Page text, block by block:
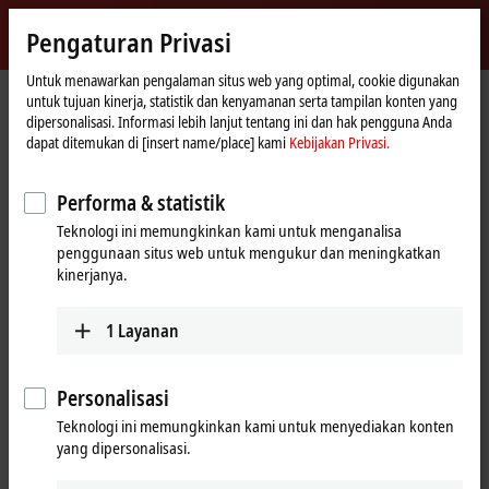
Beckhoff
-
New
Automation
Technology
BerandaPerusahaan Berita LogiMat 2019: Beckhoff Trade Show TV
Saat Anda mengklik "Terima", kami menampilkan video dan
menyesuaikan pengaturan privasi; konten eksternal dari Video
dimuat selama proses ini. Silakan lihat di sini untuk Kebijakan
Feb 26, 2019
LogiMat 2019: Beckhoff Trade Show
Pengaturan Privasi
Untuk menawarkan pengalaman situs web yang optimal, cookie digunakan
untuk tujuan kinerja, statistik dan kenyamanan serta tampilan konten yang
dipersonalisasi. Informasi lebih lanjut tentang ini dan hak pengguna Anda
dapat ditemukan di [insert name/place] kami Kebijakan Privasi.
Performa & statistik
Teknologi ini memungkinkan kami untuk menganalisa
penggunaan situs web untuk mengukur dan meningkatkan
kinerjanya.
1 Layanan
Personalisasi
Teknologi ini memungkinkan kami untuk menyediakan konten
yang dipersonalisasi.